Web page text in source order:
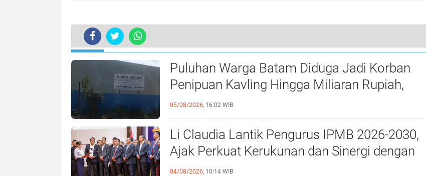
Dorong Pertumbuhan Industri di Batam, PLN Batam Hadirkan Layanan Khusus Kelistrikan
TERKINI
Puluhan Warga Batam Diduga Jadi Korban
Penipuan Kavling Hingga Miliaran Rupiah,
Laporan ke Polda Kepri Jalan di Tempat?
05/08/2026, 16:02 WIB
Li Claudia Lantik Pengurus IPMB 2026-2030,
Ajak Perkuat Kerukunan dan Sinergi dengan
Pemko Batam
04/08/2026, 10:14 WIB